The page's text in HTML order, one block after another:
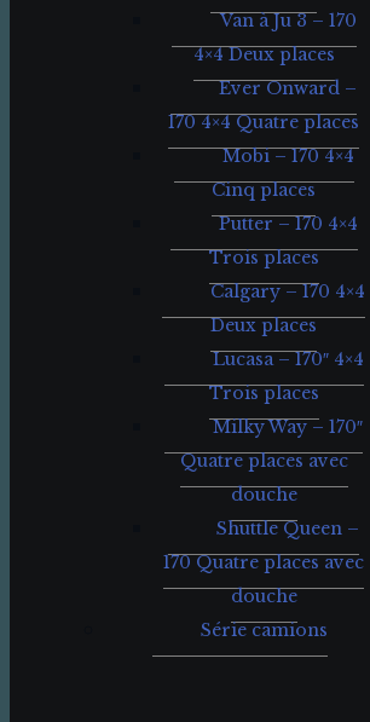
Van à Ju 3 – 170
4×4 Deux places
Ever Onward –
170 4×4 Quatre places
Mobi – 170 4×4
Cinq places
Putter – 170 4×4
Trois places
Calgary – 170 4×4
Deux places
Lucasa – 170″ 4×4
Trois places
Milky Way – 170″
Quatre places avec
douche
Shuttle Queen –
170 Quatre places avec
douche
Série camions